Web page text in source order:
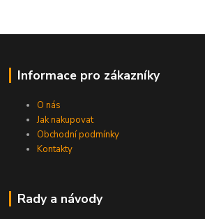
Informace pro zákazníky
O nás
Jak nakupovat
Obchodní podmínky
Kontakty
Rady a návody